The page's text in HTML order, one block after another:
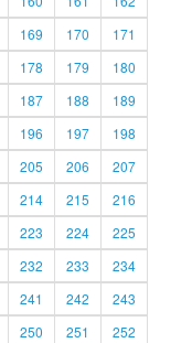
169 170
171
178 179
180
187 188
189
196 197
198
205 206
207
214 215
216
223 224
225
232 233
234
241 242
243
250 251 252